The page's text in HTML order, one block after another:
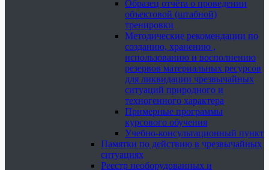
Образец отчёта о проведении
объектовой (штабной)
тренировки
Методические рекомендации по
созданию, хранению ,
использованию и восполнению
резервов материальных ресурсов
для ликвидации чрезвычайных
ситуаций природного и
техногенного характера
Примерные программы
курсового обучения
Учебно-консультационный пункт
Памятки по действию в чрезвычайных
ситуациях
Реестр необорудованных и